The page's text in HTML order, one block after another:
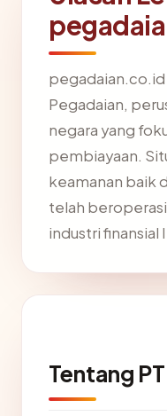
pegadaian.co.id
Pegadaian,
negara yang
pembiayaan.
keamanan baik
telah
industri finansial
Tentang